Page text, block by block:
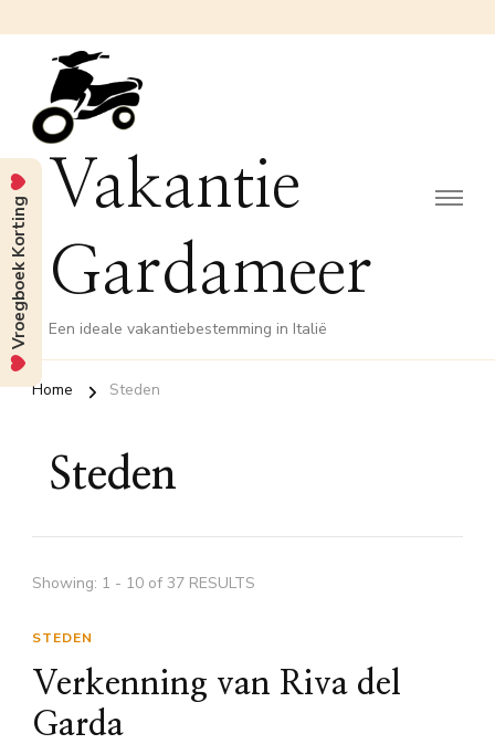
Vakantie
Gardameer
Een ideale vakantiebestemming in Italië
Home Steden
Steden
Showing: 1 - 10 of 37 RESULTS
STEDEN
Verkenning van Riva del
Garda
Vroegboek Korting